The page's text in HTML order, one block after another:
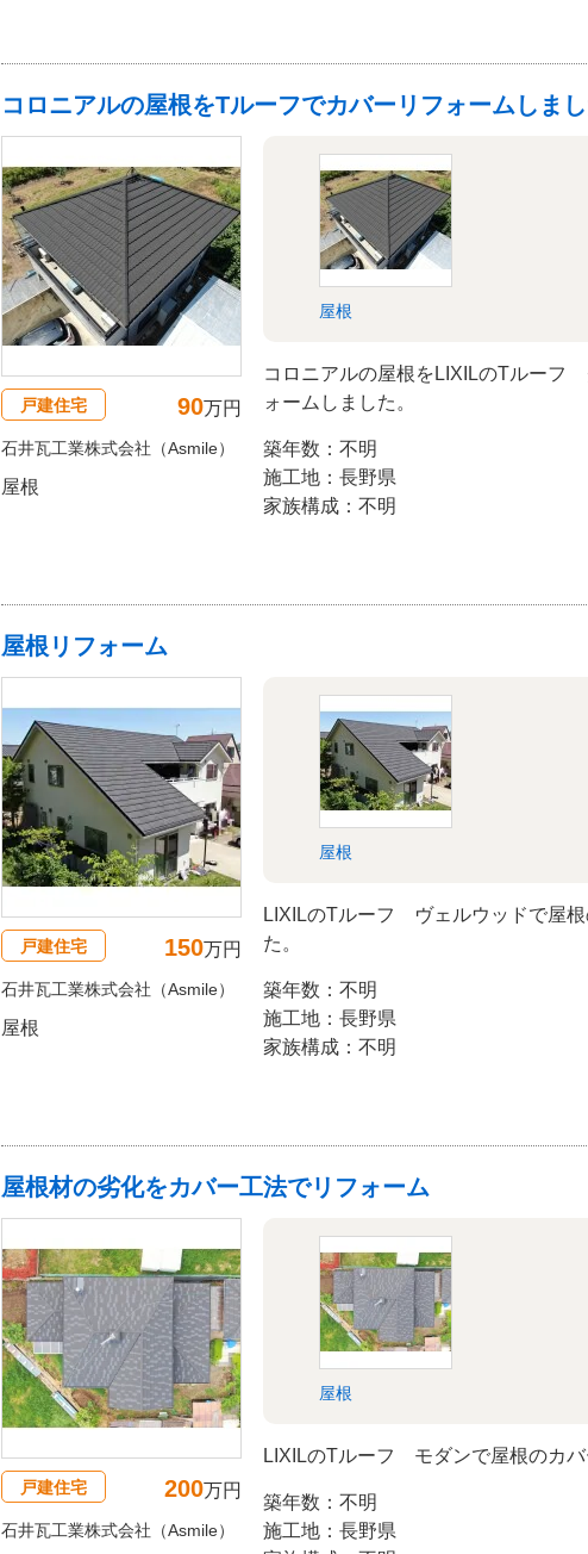
コロニアルの屋根をTルーフでカバーリフォームしまし
戸建住宅 90万円
石井瓦工業株式会社（Asmile）
屋根
屋根
コロニアルの屋根をLIXILのTルーフ
ォームしました。
築年数：不明
施工地：長野県
家族構成：不明
屋根リフォーム
戸建住宅 150万円
石井瓦工業株式会社（Asmile）
屋根
屋根
LIXILのTルーフ ヴェルウッドで屋
た。
築年数：不明
施工地：長野県
家族構成：不明
屋根材の劣化をカバー工法でリフォーム
戸建住宅 200万円
石井瓦工業株式会社（Asmile）
屋根
LIXILのTルーフ モダンで屋根のカバ
築年数：不明
施工地：長野県